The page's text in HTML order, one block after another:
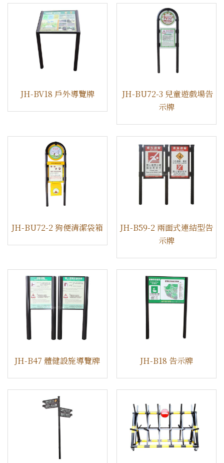
​JH-BV18 戶外導覽牌
​JH-BU72-3 兒童遊戲場告
示牌
JH-BU72-2 狗便清潔袋箱
JH-B59-2 兩面式連結型告
示牌
JH-B47 體健設施導覽牌 ​JH-B18 告示牌